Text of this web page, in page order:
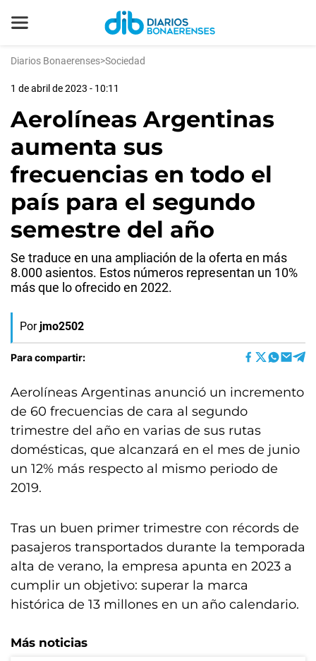
Diarios Bonaerenses>Sociedad
1 de abril de 2023 - 10:11
Aerolíneas Argentinas
aumenta sus
frecuencias en todo el
país para el segundo
semestre del año
Se traduce en una ampliación de la oferta en más
8.000 asientos. Estos números representan un 10%
más que lo ofrecido en 2022.
Por jmo2502
Para compartir:
Aerolíneas Argentinas anunció un incremento
de 60 frecuencias de cara al segundo
trimestre del año en varias de sus rutas
domésticas, que alcanzará en el mes de junio
un 12% más respecto al mismo periodo de
2019.
Tras un buen primer trimestre con récords de
pasajeros transportados durante la temporada
alta de verano, la empresa apunta en 2023 a
cumplir un objetivo: superar la marca
histórica de 13 millones en un año calendario.
Más noticias